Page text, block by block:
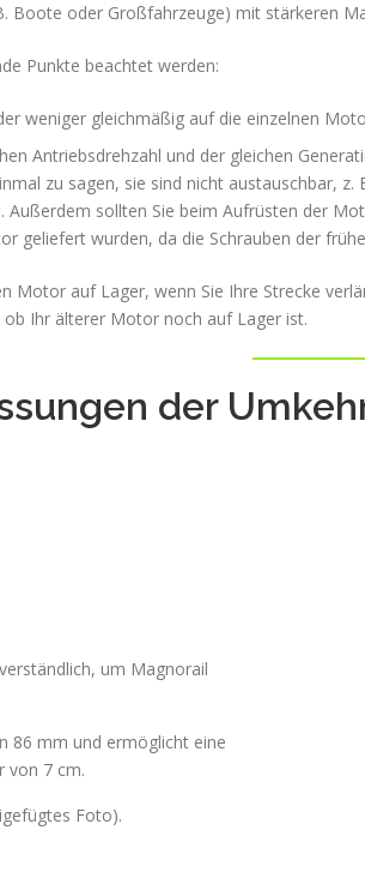
Boote oder Großfahrzeuge) mit stärkeren
Punkte beachtet werden:
weniger gleichmäßig auf die einzelnen
Antriebsdrehzahl und der gleichen
zu sagen, sie sind nicht austauschbar,
Außerdem sollten Sie beim Aufrüsten der
geliefert wurden, da die Schrauben der
Motor auf Lager, wenn Sie Ihre Strecke
Ihr älterer Motor noch auf Lager ist.
der
um Magnorail
86 mm und ermöglicht eine
von 7 cm.
Foto).